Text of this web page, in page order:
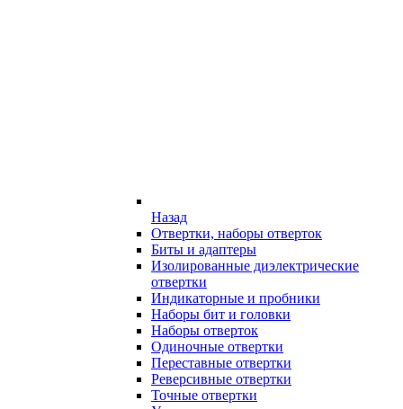
Назад
Отвертки, наборы отверток
Биты и адаптеры
Изолированные диэлектрические
отвертки
Индикаторные и пробники
Наборы бит и головки
Наборы отверток
Одиночные отвертки
Переставные отвертки
Реверсивные отвертки
Точные отвертки